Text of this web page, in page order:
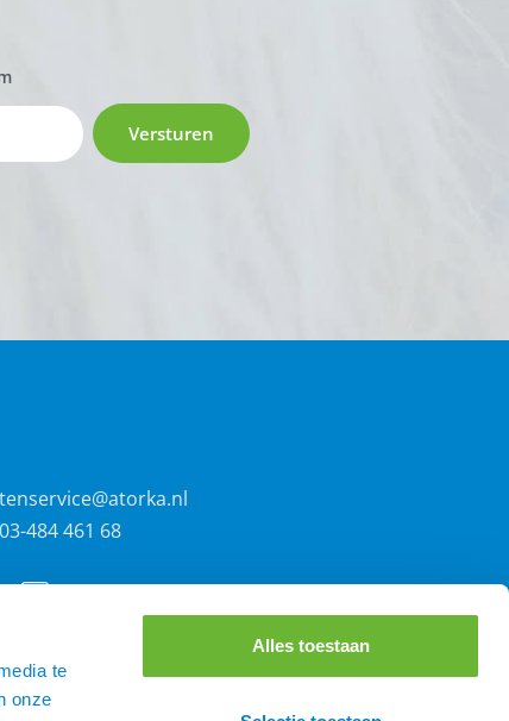
te
onze
Alles toestaan
Versturen
484 461 68